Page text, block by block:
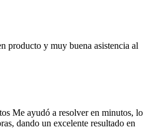
producto y muy buena asistencia al
Me ayudó a resolver en minutos, lo
dando un excelente resultado en